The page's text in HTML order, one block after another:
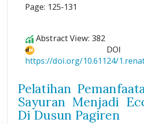
Page: 125-131
Abstract View: 382
https://doi.org/10.61124/
Pelatihan
Sayuran Menjadi
Di Dusun Pagiren